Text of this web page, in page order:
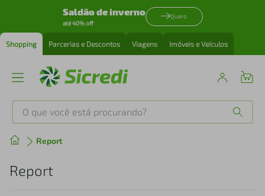
Saldão de inverno
até 40% off
Quero
Shopping Parcerias e Descontos Viagens Imóveis e Veículos
O que você está procurando?
Report
Report
Produtos mais buscados
tenis